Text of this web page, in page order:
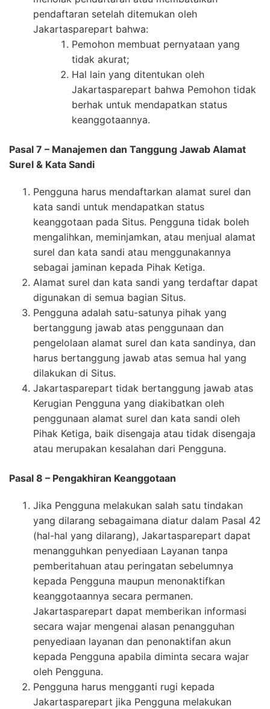
pendaftaran setelah ditemukan oleh
Jakartasparepart bahwa:
Pemohon membuat pernyataan yang
tidak akurat;
Hal lain yang ditentukan oleh
Jakartasparepart bahwa Pemohon tidak
berhak untuk mendapatkan status
keanggotaannya.
Pasal 7 – Manajemen dan Tanggung Jawab Alamat
Surel & Kata Sandi
Pengguna harus mendaftarkan alamat surel dan
kata sandi untuk mendapatkan status
keanggotaan pada Situs. Pengguna tidak boleh
mengalihkan, meminjamkan, atau menjual alamat
surel dan kata sandi atau menggunakannya
sebagai jaminan kepada Pihak Ketiga.
Alamat surel dan kata sandi yang terdaftar dapat
digunakan di semua bagian Situs.
Pengguna adalah satu-satunya pihak yang
bertanggung jawab atas penggunaan dan
pengelolaan alamat surel dan kata sandinya, dan
harus bertanggung jawab atas semua hal yang
dilakukan di Situs.
Jakartasparepart tidak bertanggung jawab atas
Kerugian Pengguna yang diakibatkan oleh
penggunaan alamat surel dan kata sandi oleh
Pihak Ketiga, baik disengaja atau tidak disengaja
atau merupakan kesalahan dari Pengguna.
Pasal 8 – Pengakhiran Keanggotaan
Jika Pengguna melakukan salah satu tindakan
yang dilarang sebagaimana diatur dalam Pasal 42
(hal-hal yang dilarang), Jakartasparepart dapat
menangguhkan penyediaan Layanan tanpa
pemberitahuan atau peringatan sebelumnya
kepada Pengguna maupun menonaktifkan
keanggotaannya secara permanen.
Jakartasparepart dapat memberikan informasi
secara wajar mengenai alasan penangguhan
penyediaan layanan dan penonaktifan akun
kepada Pengguna apabila diminta secara wajar
oleh Pengguna.
Pengguna harus mengganti rugi kepada
Jakartasparepart jika Pengguna melakukan